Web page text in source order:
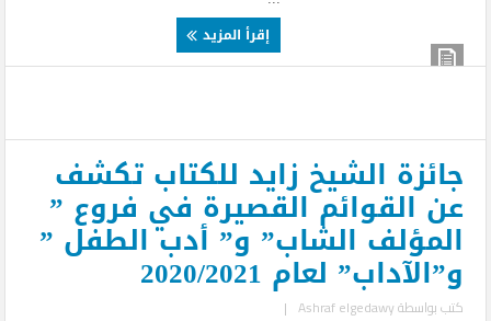
إقرأ المزيد
جائزة الشيخ زايد للكتاب تكشف
عن القوائم القصيرة في فروع ”
المؤلف الشاب” و” أدب الطفل ”
و”الآداب” لعام 2020/2021
كتب بواسطةAshraf elgedawy
|